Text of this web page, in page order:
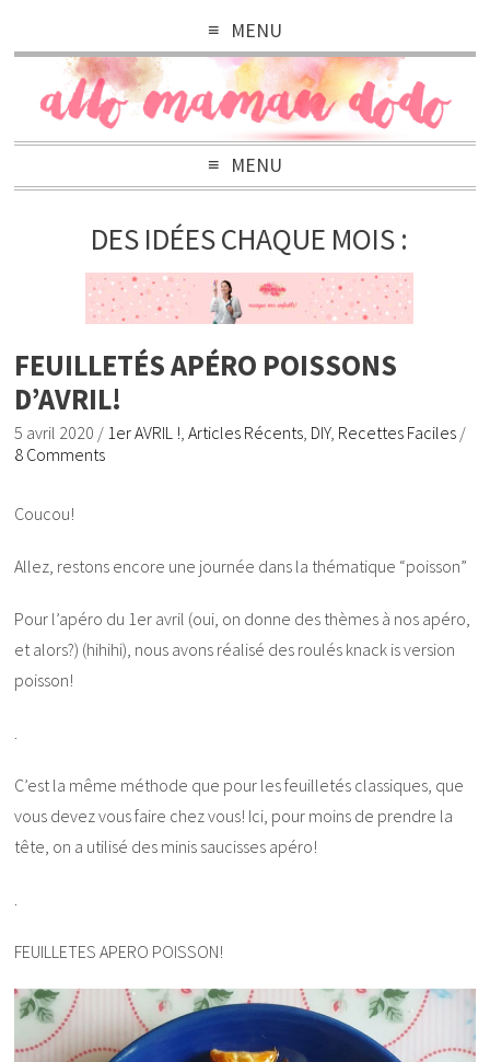
MENU
MENU
DES IDÉES CHAQUE MOIS :
FEUILLETÉS APÉRO POISSONS
D’AVRIL!
5 avril 2020 / 1er AVRIL ! ,Articles Récents DIY, Recettes Faciles /
8 Comments
Coucou!
Allez, restons encore une journée dans la thématique “poisson”
Pour l’apéro du 1er avril (oui, on donne des thèmes à nos apéro,
et alors?) (hihihi), nous avons réalisé des roulés knack is version
poisson!
C’est la même méthode que pour les feuilletés classiques, que
vous devez vous faire chez vous! Ici, pour moins de prendre la
tête, on a utilisé des minis saucisses apéro!
FEUILLETES APERO POISSON!